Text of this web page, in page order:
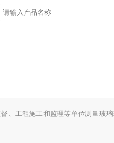
、工程施工和监理等单位测量玻